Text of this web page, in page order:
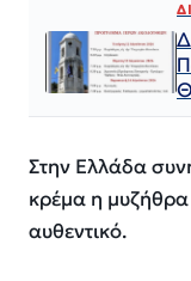
Στην Ελλάδα
κρέμα η μυζήθρα
αυθεντικό.